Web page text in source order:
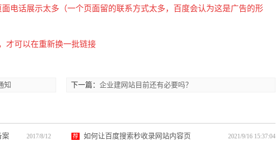
电话展示太多（一个页面留的联系方式太多，百度会认为这是广告的形
才可以在重新换一批链接
知 下一篇： 企业建网站目前还有必要吗？
2017/8/12
案 荐 2021/9/16 15:37:04
如何让百度搜索秒收录网站内容页